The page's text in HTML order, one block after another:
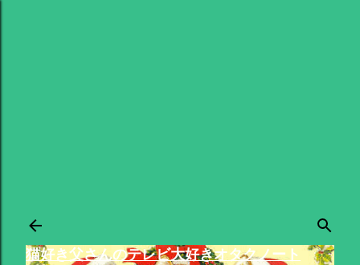
猫好き父さんのテレビ大好きオタクノート